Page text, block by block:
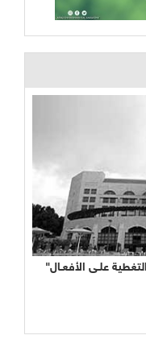
"التنمية" الاستعراضية والثرثرة المنمقة والتغطية علـى الأفعـال